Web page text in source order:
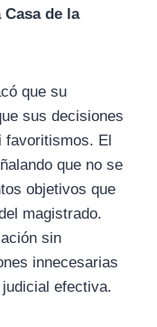
de la
que su
sus decisiones
favoritismos. El
que no se
objetivos que
magistrado.
sin
innecesarias
efectiva.